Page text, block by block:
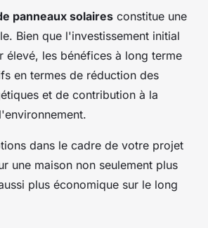
panneaux solaires constitue une
Bien que l'investissement initial
élevé, les bénéfices à long terme
en termes de réduction des
et de contribution à la
dans le cadre de votre projet
une maison non seulement plus
plus économique sur le long